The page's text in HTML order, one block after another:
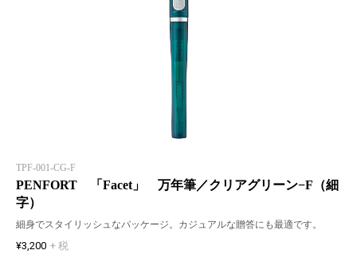
TPF-001-CG-F
PENFORT 「Facet」 万年筆／クリアグリーン−F（細
字）
細身でスタイリッシュなパッケージ。カジュアルな贈答にも最適です。
¥3,200 + 税